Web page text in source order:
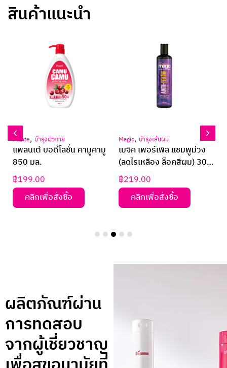
สินค้าแนะนำ
Plante, บำรุงผิวกาย
แพลนเต้ บอดี้โลชั่น คามูคามู
850 มล.
฿199.00
คลิกเพื่อสั่งซื้อ
Magic, บำรุงเส้นผม
เมจิค เพอร์เพิล แชมพูม่วง
(ลดไรเหลือง ล็อคสีผม) 300
มล.
฿219.00
คลิกเพื่อสั่งซื้อ
ผลิตภัณฑ์ผ่าน
การทดสอบ
จากผู้เชี่ยวชาญ